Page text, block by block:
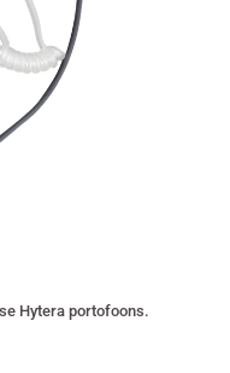
Hytera portofoons.